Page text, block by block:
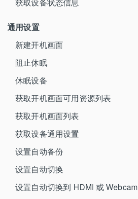
通用设置
新建开机画面
阻止休眠
休眠设备
获取开机画面可用资源列表
获取开机画面列表
获取设备通用设置
设置自动备份
设置自动切换
设置自动切换到 HDMI 或 Webcam